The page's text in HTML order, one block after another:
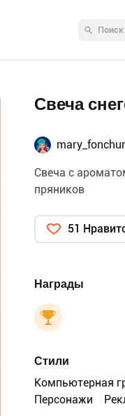
Свеча
Свеча с
пряников
51
Награды
Стили
Компьютерная
Персонажи